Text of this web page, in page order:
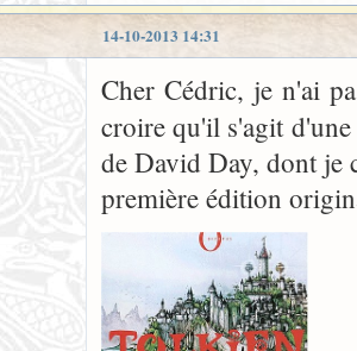
14-10-2013 14:31
Cher Cédric, je n'ai
croire qu'il s'agit
de David Day, dont je
première édition